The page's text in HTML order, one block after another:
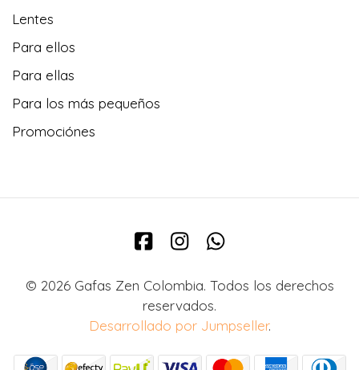
Lentes
Para ellos
Para ellas
Para los más pequeños
Promociónes
© 2026 Gafas Zen Colombia. Todos los derechos
reservados.
Desarrollado por Jumpseller.